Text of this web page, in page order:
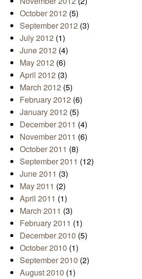
October 2012 (5)
September 2012 (3)
July 2012 (1)
June 2012 (4)
May 2012 (6)
April 2012 (3)
March 2012 (5)
February 2012 (6)
January 2012 (5)
December 2011 (4)
November 2011 (6)
October 2011 (8)
September 2011 (12)
June 2011 (3)
May 2011 (2)
April 2011 (1)
March 2011 (3)
February 2011 (1)
December 2010 (5)
October 2010 (1)
September 2010 (2)
August 2010 (1)